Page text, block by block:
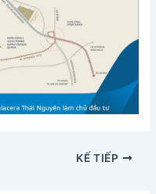
KẾ TIẾP